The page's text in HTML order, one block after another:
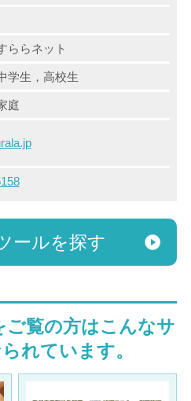
ららネット
学生，高校生
庭
ールを探す
覧の方はこんなサ
れています。